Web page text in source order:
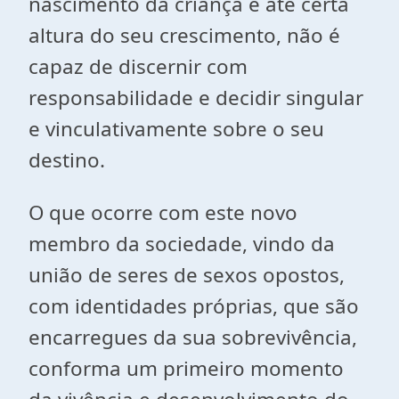
altura do seu crescimento, não é
capaz de discernir com
responsabilidade e decidir singular
e vinculativamente sobre o seu
destino.
O que ocorre com este novo
membro da sociedade, vindo da
união de seres de sexos opostos,
com identidades próprias, que são
encarregues da sua sobrevivência,
conforma um primeiro momento